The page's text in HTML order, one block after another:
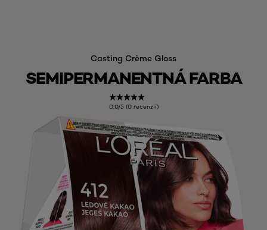
Casting Crème Gloss
SEMIPERMANENTNÁ FARBA
0,0/5 (0 recenzií)